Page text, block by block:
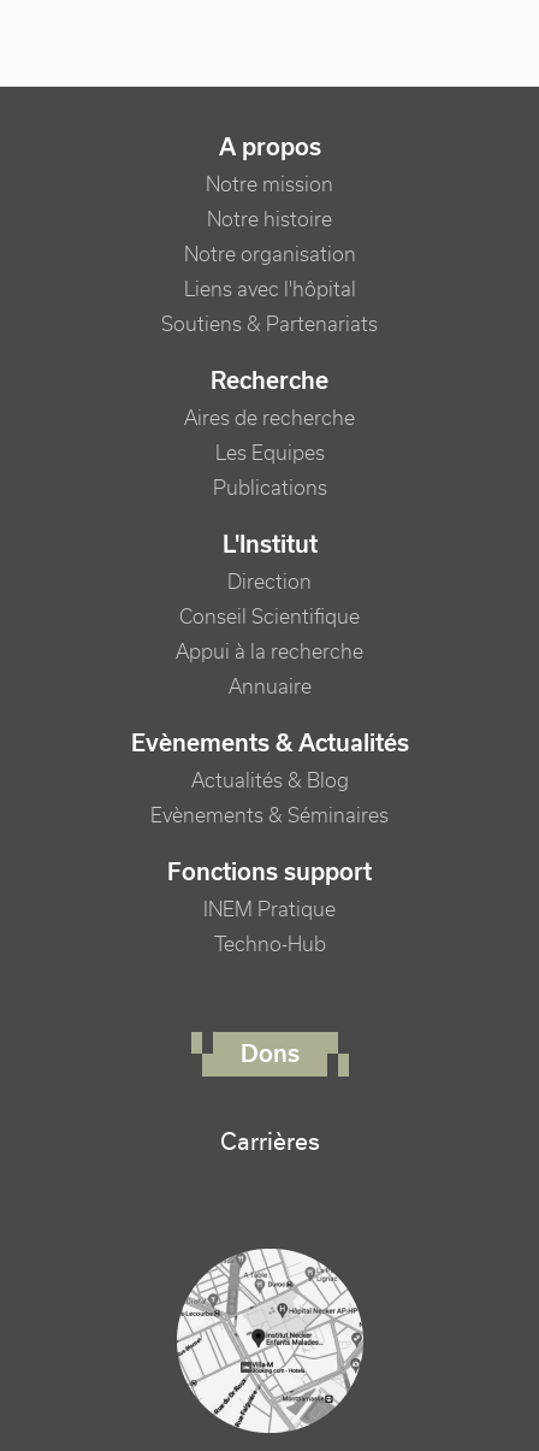
NAVIGATION PRINCIPALE
A propos
Notre mission
Notre histoire
Notre organisation
Liens avec l'hôpital
Soutiens & Partenariats
Recherche
Aires de recherche
Les Equipes
Publications
L'Institut
Direction
Conseil Scientifique
Appui à la recherche
Annuaire
Evènements & Actualités
Actualités & Blog
Evènements & Séminaires
Fonctions support
INEM Pratique
Techno-Hub
Dons
Carrières